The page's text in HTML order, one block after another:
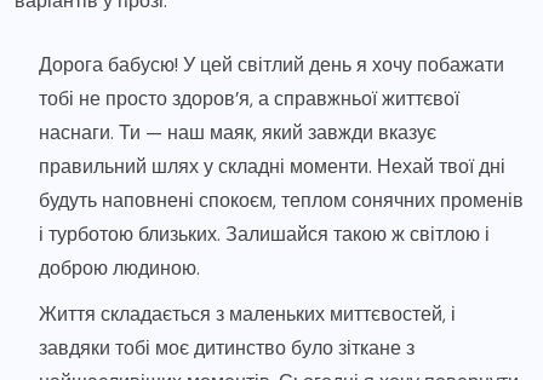
Дорога бабусю! У цей світлий день я хочу побажати
тобі не просто здоров’я, а справжньої життєвої
наснаги. Ти — наш маяк, який завжди вказує
правильний шлях у складні моменти. Нехай твої дні
будуть наповнені спокоєм, теплом сонячних променів
і турботою близьких. Залишайся такою ж світлою і
доброю людиною.
Життя складається з маленьких миттєвостей, і
завдяки тобі моє дитинство було зіткане з